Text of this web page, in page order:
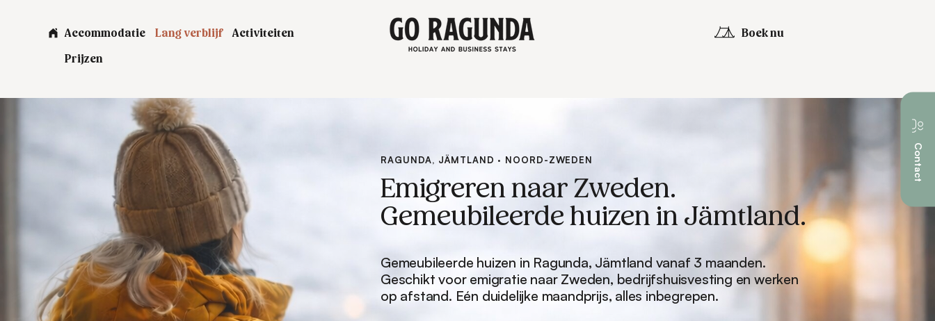
Contact
Accommodatie Lang verblijf Activiteiten
Prijzen
Boek nu
RAGUNDA, JÄMTLAND · NOORD-ZWEDEN
Emigreren naar Zweden.
Gemeubileerde huizen in Jämtland.
Gemeubileerde huizen in Ragunda, Jämtland vanaf 3 maanden.
Geschikt voor emigratie naar Zweden, bedrijfshuisvesting en werken
op afstand. Eén duidelijke maandprijs, alles inbegrepen.